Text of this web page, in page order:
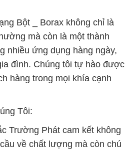
Bột _ Borax không chỉ là
mà còn là một thành
nhiều ứng dụng hàng ngày,
đình. Chúng tôi tự hào được
hàng trong mọi khía cạnh
Tôi:
Trường Phát cam kết không
về chất lượng mà còn chú